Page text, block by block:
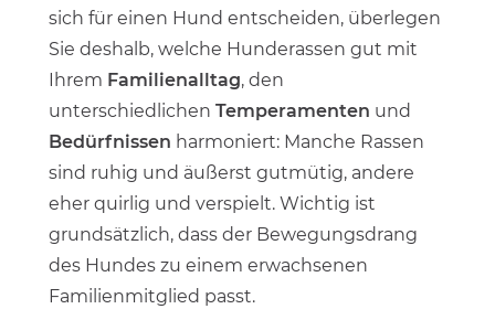
sich für einen Hund entscheiden, überlegen
Sie deshalb, welche Hunderassen gut mit
Ihrem Familienalltag, den
unterschiedlichen Temperamenten und
Bedürfnissen harmoniert: Manche Rassen
sind ruhig und äußerst gutmütig, andere
eher quirlig und verspielt. Wichtig ist
grundsätzlich, dass der Bewegungsdrang
des Hundes zu einem erwachsenen
Familienmitglied passt.